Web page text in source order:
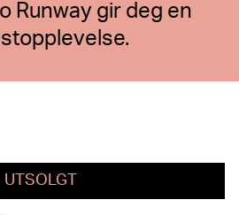
Runway gir deg en
UTSOLGT